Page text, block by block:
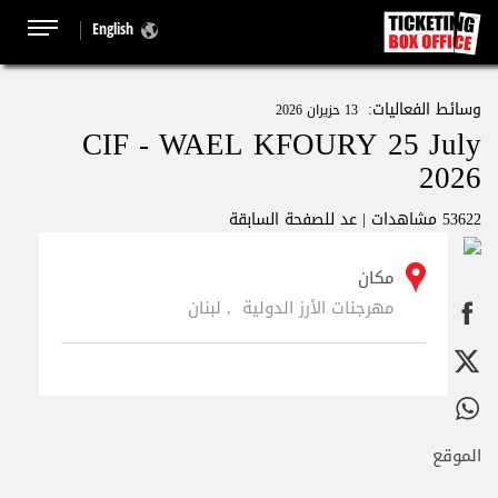
English
وسائط الفعاليات:
CIF - WAEL KFOURY 25 July
2026
53622 مشاهدات | عد للصفحة السابقة
مكان
مهرجنات الأرز الدولية , لبنان
الموقع